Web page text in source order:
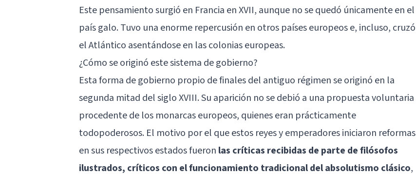
Este pensamiento surgió en Francia en XVII, aunque no se quedó únicamente en el
país galo. Tuvo una enorme repercusión en otros países europeos e, incluso, cruzó
el Atlántico asentándose en las colonias europeas.
¿Cómo se originó este sistema de gobierno?
Esta forma de gobierno propio de finales del antiguo régimen se originó en la
segunda mitad del siglo XVIII. Su aparición no se debió a una propuesta voluntaria
procedente de los monarcas europeos, quienes eran prácticamente
todopoderosos. El motivo por el que estos reyes y emperadores iniciaron reformas
en sus respectivos estados fueron las críticas recibidas de parte de filósofos
ilustrados, críticos con el funcionamiento tradicional del absolutismo clásico,